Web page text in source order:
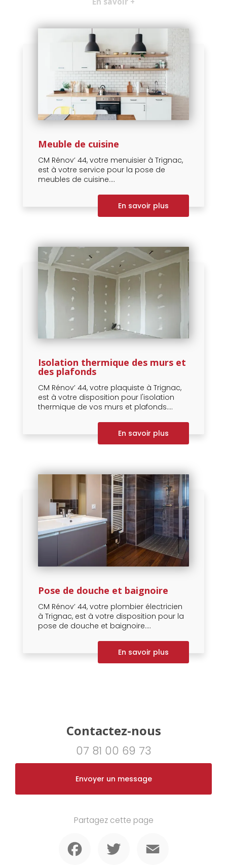
Meuble de cuisine
CM Rénov’ 44, votre menuisier à Trignac,
est à votre service pour la pose de
meubles de cuisine....
En savoir plus
Isolation thermique des murs et
des plafonds
CM Rénov’ 44, votre plaquiste à Trignac,
est à votre disposition pour l'isolation
thermique de vos murs et plafonds....
En savoir plus
Pose de douche et baignoire
CM Rénov’ 44, votre plombier électricien
à Trignac, est à votre disposition pour la
pose de douche et baignoire....
En savoir plus
Contactez-nous
07 81 00 69 73
Envoyer un message
Partagez cette page